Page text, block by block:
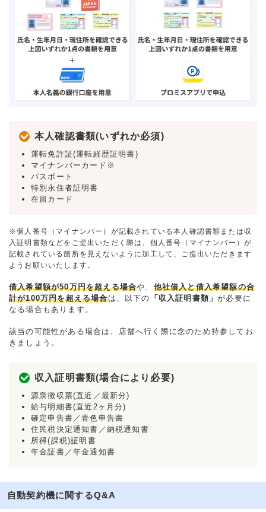
本人確認書類(いずれか必須)
運転免許証(運転経歴証明書)
マイナンバーカード※
パスポート
特別永住者証明書
在留カード
※個人番号（マイナンバー）が記載されている本人確認書類または収
入証明書類などをご提出いただく際は、個人番号（マイナンバー）が
記載されている箇所を見えないように加工して、ご提出いただきます
ようお願いいたします。
借入希望額が50万円を超える場合や、 他社借入と借入希望額の合
計が100万円を超える場合は、以下の 「収入証明書類」が必要に
なる場合もあります。
該当の可能性がある場合は、店舗へ行く際に念のため持参してお
きましょう。
収入証明書類(場合により必要)
源泉徴収票(直近／最新分)
給与明細書(直近2ヶ月分)
確定申告書／青色申告書
住民税決定通知書／納税通知書
所得(課税)証明書
年金証書／年金通知書
自動契約機に関するQ&A